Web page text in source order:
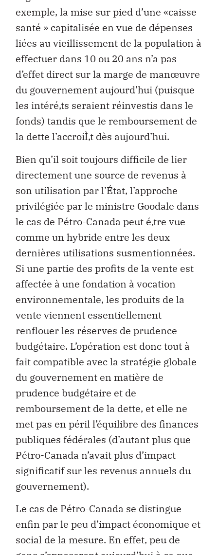
exemple, la mise sur pied d’une «caisse
santé » capitalisée en vue de dépenses
liées au vieillissement de la population à
effectuer dans 10 ou 20 ans n’a pas
d’effet direct sur la marge de manœuvre
du gouvernement aujourd’hui (puisque
les intéré‚ts seraient réinvestis dans le
fonds) tandis que le remboursement de
la dette l’accroiÌ‚t dès aujourd’hui.
Bien qu’il soit toujours difficile de lier
directement une source de revenus à
son utilisation par l’État, l’approche
privilégiée par le ministre Goodale dans
le cas de Pétro-Canada peut é‚tre vue
comme un hybride entre les deux
dernières utilisations susmentionnées.
Si une partie des profits de la vente est
affectée à une fondation à vocation
environnementale, les produits de la
vente viennent essentiellement
renflouer les réserves de prudence
budgétaire. L’opération est donc tout à
fait compatible avec la stratégie globale
du gouvernement en matière de
prudence budgétaire et de
remboursement de la dette, et elle ne
met pas en péril l’équilibre des finances
publiques fédérales (d’autant plus que
Pétro-Canada n’avait plus d’impact
significatif sur les revenus annuels du
gouvernement).
Le cas de Pétro-Canada se distingue
enfin par le peu d’impact économique et
social de la mesure. En effet, peu de